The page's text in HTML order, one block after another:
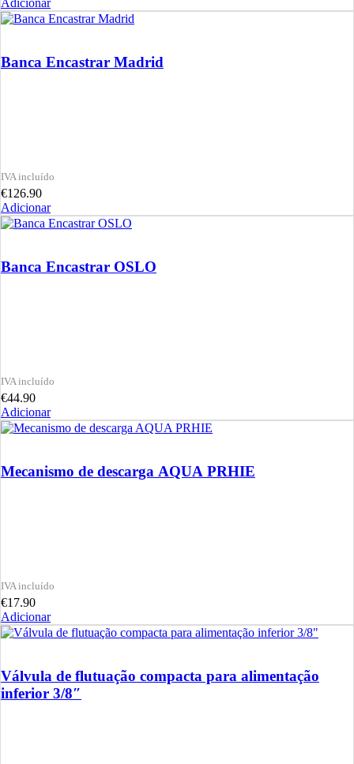
Adicionar
Banca Encastrar Madrid
€126.90
Adicionar
Banca Encastrar OSLO
€44.90
Adicionar
Mecanismo de descarga AQUA PRHIE
€17.90
Adicionar
Válvula de flutuação compacta para alimentação
inferior 3/8″